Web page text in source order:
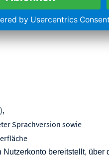
unserer Website
Sprachversion sowie
bereitstellt,